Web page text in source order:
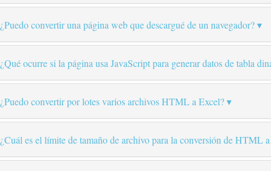
¿Puedo convertir una página web que descargué de un navegador?
¿Qué ocurre si la página usa JavaScript para generar datos de tabla
¿Puedo convertir por lotes varios archivos HTML a Excel?
¿Cuál es el límite de tamaño de archivo para la conversión de HTML